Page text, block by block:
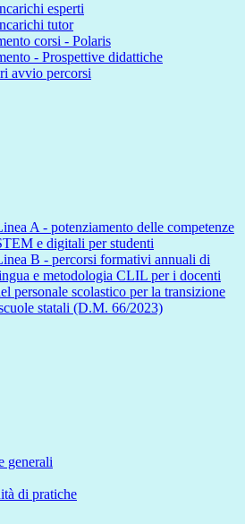
esperti
tutor
corsi - Polaris
- Prospettive didattiche
avvio percorsi
A - potenziamento delle competenze
e digitali per studenti
B - percorsi formativi annuali di
e metodologia CLIL per i docenti
personale scolastico per la transizione
statali (D.M. 66/2023)
generali
di pratiche